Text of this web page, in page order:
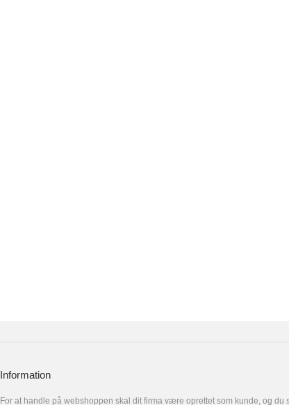
Information
For at handle på webshoppen skal dit firma være oprettet som kunde, og du